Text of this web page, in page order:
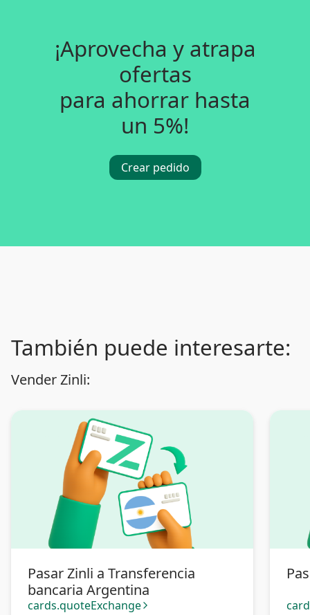
¡Aprovecha y atrapa
ofertas
para ahorrar hasta
un 5%!
Crear pedido
También puede interesarte:
Vender Zinli:
Pasar Zinli a Transferencia
bancaria Argentina
cards.quoteExchange arrow_forward_ios